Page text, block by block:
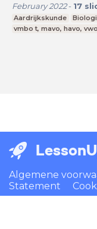
February 2022- 17
Aardrijkskunde
vmbo t, mavo, havo, vwo
Algemene
Statement